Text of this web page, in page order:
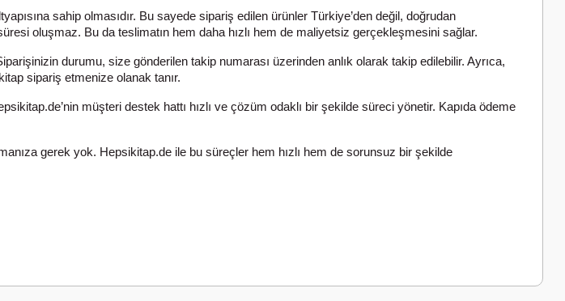
sahip olmasıdır. Bu sayede sipariş edilen ürünler Türkiye’den değil, doğrudan
oluşmaz. Bu da teslimatın hem daha hızlı hem de maliyetsiz gerçekleşmesini sağlar.
durumu, size gönderilen takip numarası üzerinden anlık olarak takip edilebilir. Ayrıca,
sipariş etmenize olanak tanır.
müşteri destek hattı hızlı ve çözüm odaklı bir şekilde süreci yönetir. Kapıda ödeme
gerek yok. Hepsikitap.de ile bu süreçler hem hızlı hem de sorunsuz bir şekilde